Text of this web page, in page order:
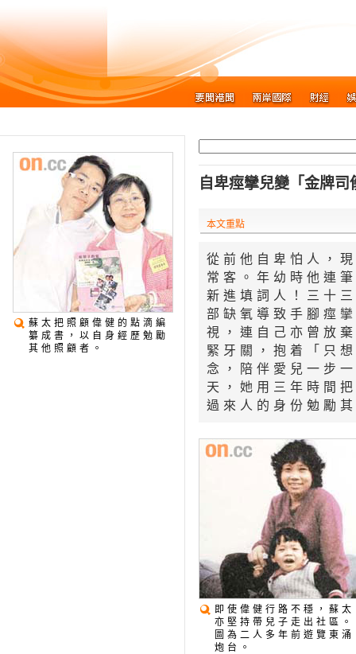
蘇太把照顧偉健的點滴編
纂成書，以自身經歷勉勵
其他照顧者。
自卑痙攣兒變「金牌司
本文重點
為張學友填歌詞
從前他自卑怕人，
常客。年幼時他連
新進填詞人！三十
部缺氧導致手腳痙
視，連自己亦曾放
緊牙關，抱着「只
念，陪伴愛兒一步
天，她用三年時間
過來人的身份勉勵
即使偉健行路不穩，蘇太
亦堅持帶兒子走出社區。
圖為二人多年前遊覽東涌
炮台。